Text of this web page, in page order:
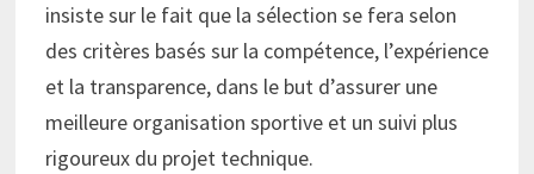
insiste sur le fait que la sélection se fera selon
des critères basés sur la compétence, l’expérience
et la transparence, dans le but d’assurer une
meilleure organisation sportive et un suivi plus
rigoureux du projet technique.